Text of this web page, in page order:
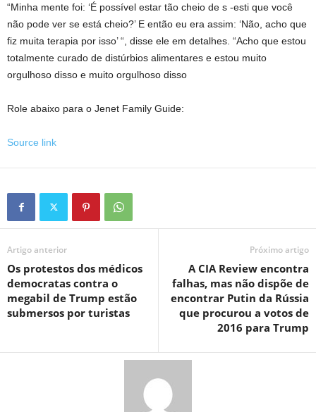
“Minha mente foi: ‘É possível estar tão cheio de s -esti que você
não pode ver se está cheio?’ E então eu era assim: ‘Não, acho que
fiz muita terapia por isso’ “, disse ele em detalhes. “Acho que estou
totalmente curado de distúrbios alimentares e estou muito
orgulhoso disso e muito orgulhoso disso
Role abaixo para o Jenet Family Guide:
Source link
Artigo anterior
Os protestos dos médicos
democratas contra o
megabil de Trump estão
submersos por turistas
Próximo artigo
A CIA Review encontra
falhas, mas não dispõe de
encontrar Putin da Rússia
que procurou a votos de
2016 para Trump